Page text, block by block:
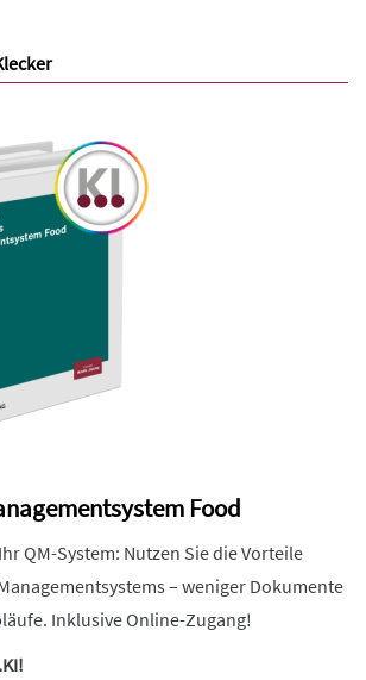
Food
QM-System: Nutzen Sie die Vorteile
– weniger Dokumente
Inklusive Online-Zugang!